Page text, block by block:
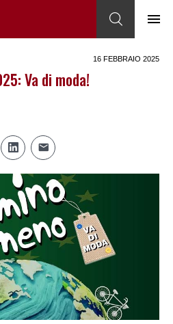
16 FEBBRAIO 2025
Va di moda!